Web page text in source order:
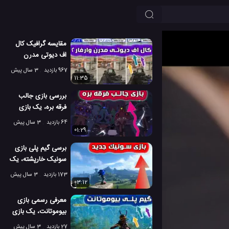
مقایسه گرافیک کال
اف دیوتی مدرن
وارفار2، در PS4 و
967 بازدید
3 سال پیش
11:35
بررسی بازی جالب
فرقه بره، یک بازی
بسیار سرگرم کننده
64 بازدید
3 سال پیش
01:29
برسی گیم پلی بازی
سونیک خارپشته، یک
بازی ماجراجویانه
173 بازدید
3 سال پیش
03:12
معرفی رسمی بازی
بیوموتانت، یک بازی
عالی و هیجانی
27 بازدید
3 سال پیش